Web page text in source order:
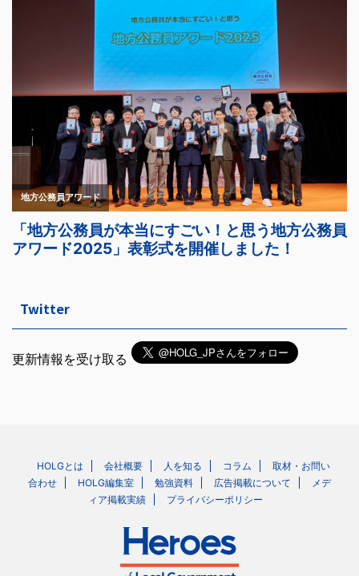
Twitter
更新情報を受け取る
HOLGとは 会社概要 人を知る コラム
取材・お問い
合わせ
HOLG編集室 勉強資料 広告掲載について
メデ
ィア掲載実績
プライバシーポリシー